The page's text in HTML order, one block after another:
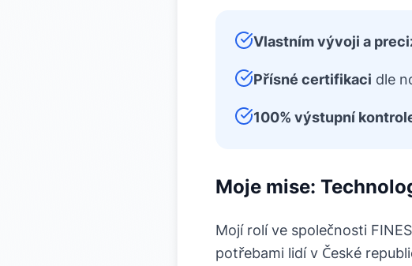
Vlastním vývoji a
Přísné certifikaci dle
100% výstupní
Moje mise:
Mojí rolí ve společnosti
potřebami lidí v České